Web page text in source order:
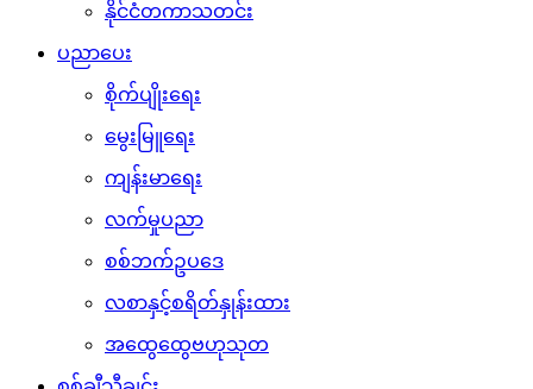
နိုင်ငံတကာသတင်း
ပညာပေး
စိုက်ပျိုးရေး
မွေးမြူရေး
ကျန်းမာရေး
လက်မှုပညာ
စစ်ဘက်ဥပဒေ
လစာနှင့်စရိတ်နှုန်းထား
အထွေထွေဗဟုသုတ